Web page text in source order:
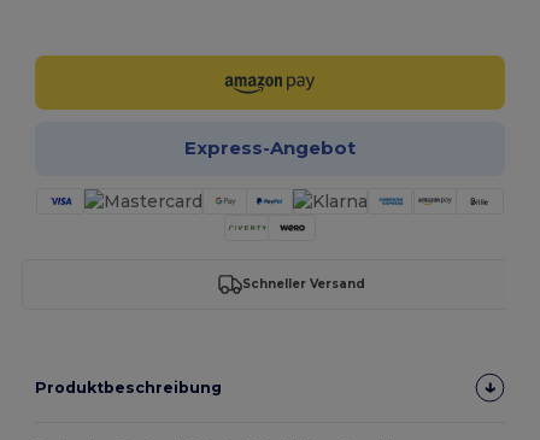
Express-Angebot
Schneller Versand
Produktbeschreibung